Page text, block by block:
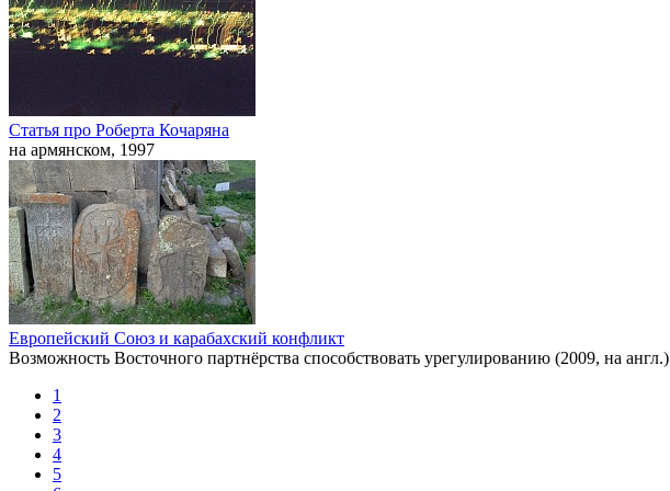
Статья про Роберта Кочаряна
на армянском, 1997
Европейский Союз и карабахский конфликт
Возможность Восточного партнёрства способствовать урегулированию (2009, на англ.)
1
2
3
4
5